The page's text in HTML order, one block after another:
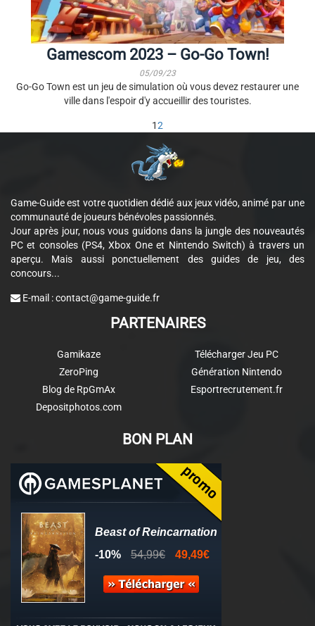
Gamescom 2023 – Go-Go Town!
05/09/23
Go-Go Town est un jeu de simulation où vous devez restaurer une
ville dans l'espoir d'y accueillir des touristes.
12
Game-Guide est votre quotidien dédié aux jeux vidéo, animé par une
communauté de joueurs bénévoles passionnés.
Jour après jour, nous vous guidons dans la jungle des nouveautés
PC et consoles (PS4, Xbox One et Nintendo Switch) à travers un
aperçu. Mais aussi ponctuellement des guides de jeu, des
concours...
E-mail :contact@game-guide.fr
PARTENAIRES
Gamikaze
ZeroPing
Blog de RpGmAx
Depositphotos.com
Télécharger Jeu PC
Génération Nintendo
Esportrecrutement.fr
BON PLAN